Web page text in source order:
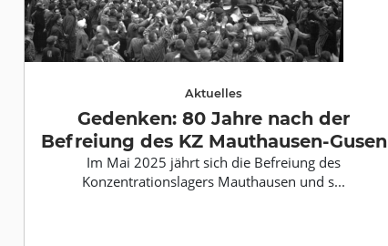
Aktuelles
Gedenken: 80 Jahre nach der
Befreiung des KZ Mauthausen-Gusen
Im Mai 2025 jährt sich die Befreiung des
Konzentrationslagers Mauthausen und s...